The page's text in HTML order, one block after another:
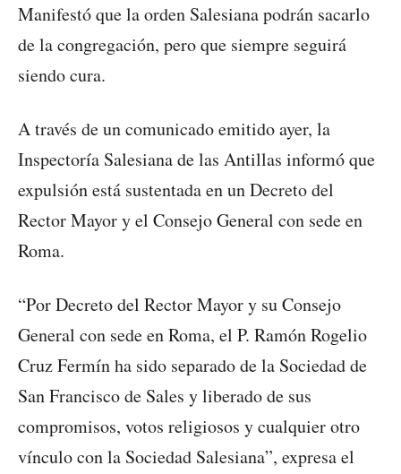
Manifestó que la orden Salesiana podrán sacarlo
de la congregación, pero que siempre seguirá
siendo cura.
A través de un comunicado emitido ayer, la
Inspectoría Salesiana de las Antillas informó que
expulsión está sustentada en un Decreto del
Rector Mayor y el Consejo General con sede en
Roma.
“Por Decreto del Rector Mayor y su Consejo
General con sede en Roma, el P. Ramón Rogelio
Cruz Fermín ha sido separado de la Sociedad de
San Francisco de Sales y liberado de sus
compromisos, votos religiosos y cualquier otro
vínculo con la Sociedad Salesiana”, expresa el